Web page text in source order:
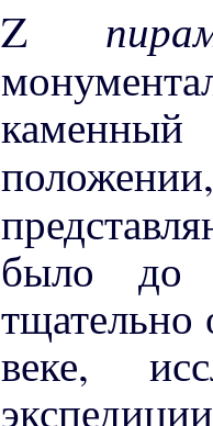
Z
было до
тщательно
веке,